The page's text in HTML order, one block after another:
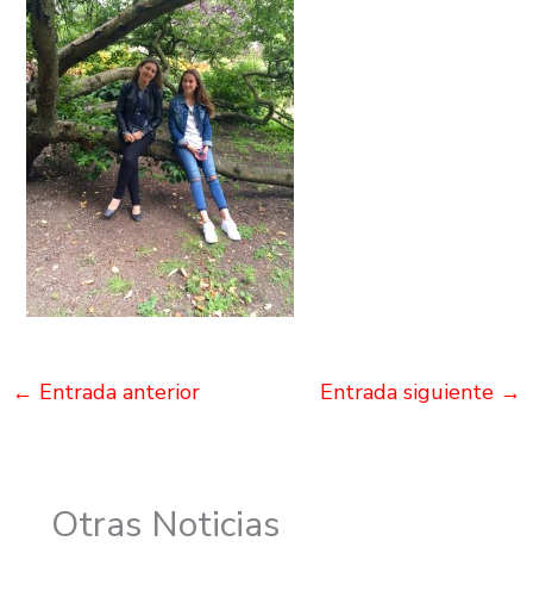
← Entrada anterior Entrada siguiente →
Otras Noticias